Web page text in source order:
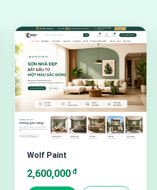
của khách hàng
khách hàng có thể
Wolf Paint
2,600,000đ